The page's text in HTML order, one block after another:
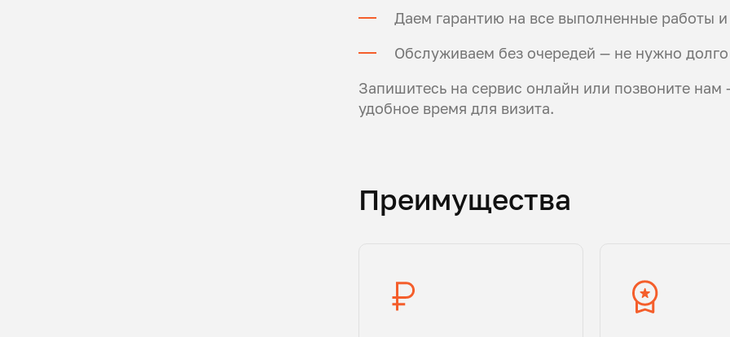
Даем гарантию на все выполненные работы и
Обслуживаем без очередей — не нужно
Запишитесь на сервис онлайн или позвоните
удобное время для визита.
Преимущества